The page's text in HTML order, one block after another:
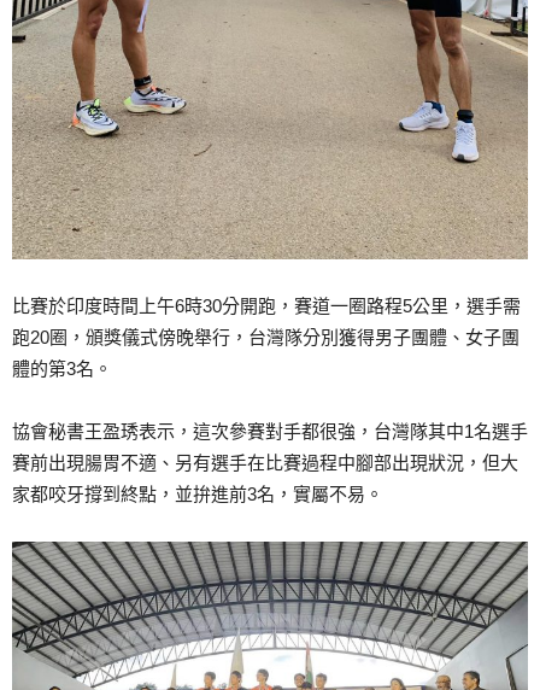
比賽於印度時間上午6時30分開跑，賽道一圈路程5公里，選手需
跑20圈，頒獎儀式傍晚舉行，台灣隊分別獲得男子團體、女子團
體的第3名。
協會秘書王盈琇表示，這次參賽對手都很強，台灣隊其中1名選手
賽前出現腸胃不適、另有選手在比賽過程中腳部出現狀況，但大
家都咬牙撐到終點，並拚進前3名，實屬不易。